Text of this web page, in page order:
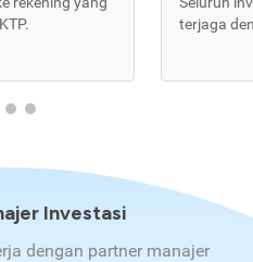
terjaga
Investasi
dengan partner manajer